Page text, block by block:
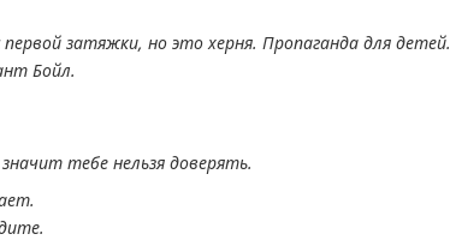
затяжки, но это херня. Пропаганда для детей.
Бойл.
тебе нельзя доверять.